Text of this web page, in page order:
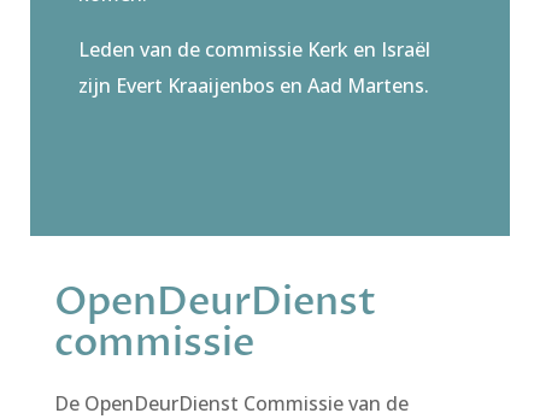
Leden van de commissie Kerk en Israël
zijn Evert Kraaijenbos en Aad Martens.
OpenDeurDienst
commissie
De OpenDeurDienst Commissie van de